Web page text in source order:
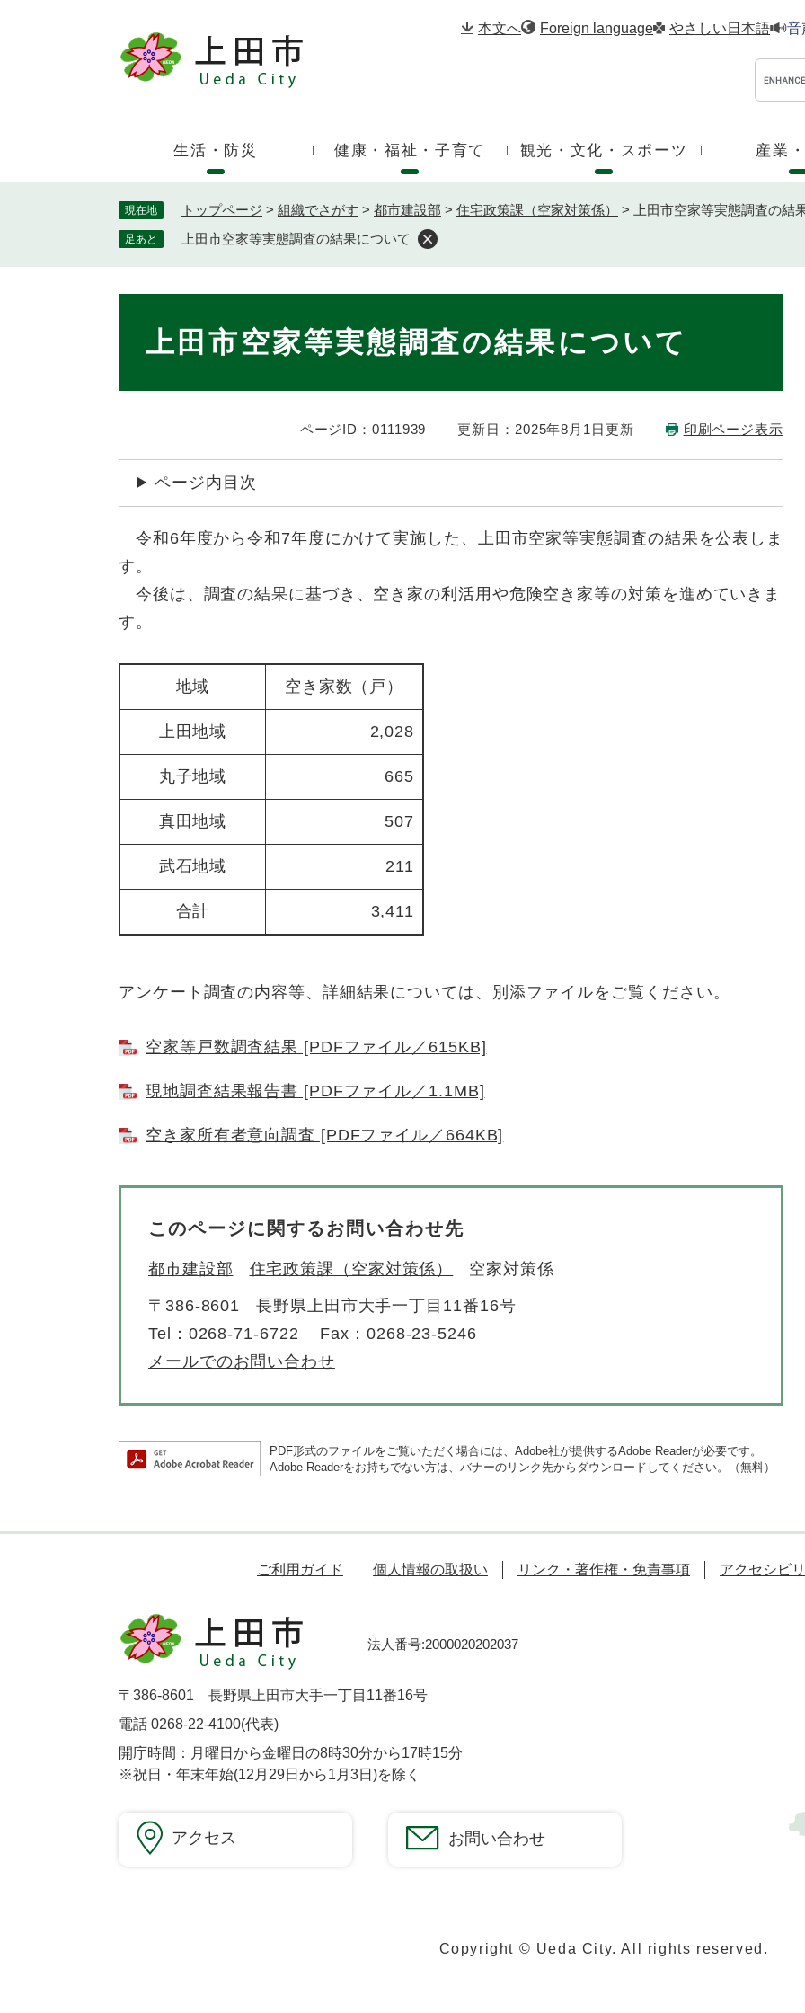
。
本文へ Foreign language やさしい日本語 音
ド
生活・防災 健康・福祉・子育て 観光・文化・スポーツ 産業
現在地 トップページ > 組織でさがす > 都市建設部 > 住宅政策課（空家対策係） > 上田市空家等実態調査の結
足あと 上田市空家等実態調査の結果について
上田市空家等実態調査の結果について
ページID：0111939 更新日：2025年8月1日更新 印刷ページ表示
ページ内目次
令和6年度から令和7年度にかけて実施した、上田市空家等実態調査の結果を公表しま
す。
今後は、調査の結果に基づき、空き家の利活用や危険空き家等の対策を進めていきま
す。
地域 空き家数（戸）
上田地域 2,028
丸子地域 665
真田地域 507
武石地域 211
合計 3,411
アンケート調査の内容等、詳細結果については、別添ファイルをご覧ください。
空家等戸数調査結果 [PDFファイル／615KB]
現地調査結果報告書 [PDFファイル／1.1MB]
空き家所有者意向調査 [PDFファイル／664KB]
このページに関するお問い合わせ先
都市建設部 住宅政策課（空家対策係） 空家対策係
〒386-8601
長野県上田市大手一丁目11番16号
Tel：0268-71-6722
Fax：0268-23-5246
メールでのお問い合わせ
PDF形式のファイルをご覧いただく場合には、Adobe社が提供するAdobe Readerが必要です。
Adobe Readerをお持ちでない方は、バナーのリンク先からダウンロードしてください。（無料）
ご利用ガイド 個人情報の取扱い リンク・著作権・免責事項 アクセシビ
法人番号:2000020202037
〒386-8601 長野県上田市大手一丁目11番16号
電話 0268-22-4100(代表)
開庁時間：月曜日から金曜日の8時30分から17時15分
※祝日・年末年始(12月29日から1月3日)を除く
アクセス お問い合わせ
Copyright © Ueda City. All rights reserved.